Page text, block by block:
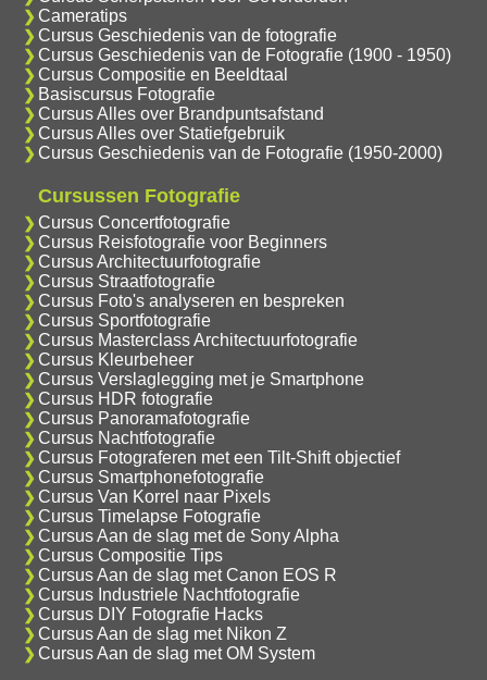
Cameratips
Cursus Geschiedenis van de fotografie
Cursus Geschiedenis van de Fotografie (1900 - 1950)
Cursus Compositie en Beeldtaal
Basiscursus Fotografie
Cursus Alles over Brandpuntsafstand
Cursus Alles over Statiefgebruik
Cursus Geschiedenis van de Fotografie (1950-2000)
Cursussen Fotografie
Cursus Concertfotografie
Cursus Reisfotografie voor Beginners
Cursus Architectuurfotografie
Cursus Straatfotografie
Cursus Foto's analyseren en bespreken
Cursus Sportfotografie
Cursus Masterclass Architectuurfotografie
Cursus Kleurbeheer
Cursus Verslaglegging met je Smartphone
Cursus HDR fotografie
Cursus Panoramafotografie
Cursus Nachtfotografie
Cursus Fotograferen met een Tilt-Shift objectief
Cursus Smartphonefotografie
Cursus Van Korrel naar Pixels
Cursus Timelapse Fotografie
Cursus Aan de slag met de Sony Alpha
Cursus Compositie Tips
Cursus Aan de slag met Canon EOS R
Cursus Industriele Nachtfotografie
Cursus DIY Fotografie Hacks
Cursus Aan de slag met Nikon Z
Cursus Aan de slag met OM System